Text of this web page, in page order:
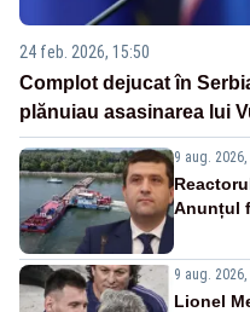
24 feb. 2026, 15:50
Complot dejucat în
plănuiau asasinarea lui
9 aug. 2026,
Anunțul
9 aug. 2026,
Lionel